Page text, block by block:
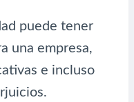
puede tener
una empresa,
e incluso